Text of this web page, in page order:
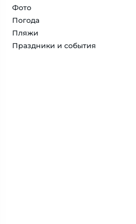
Фото
Погода
Пляжи
Праздники и события